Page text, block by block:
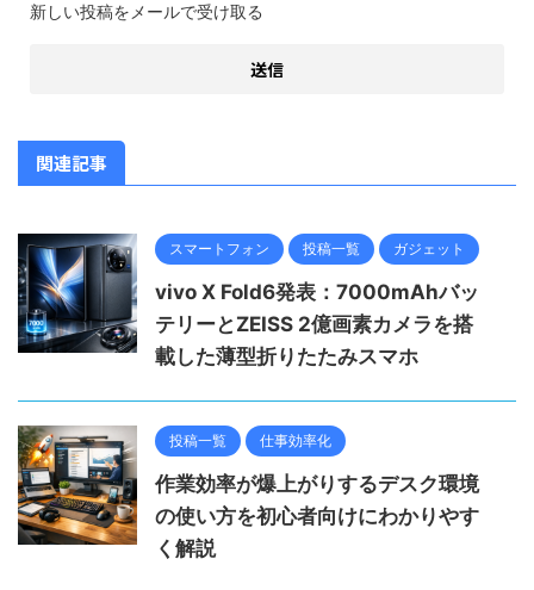
新しい投稿をメールで受け取る
関連記事
スマートフォン 投稿一覧 ガジェット
vivo X Fold6発表：7000mAhバッ
テリーとZEISS 2億画素カメラを搭
載した薄型折りたたみスマホ
投稿一覧 仕事効率化
作業効率が爆上がりするデスク環境
の使い方を初心者向けにわかりやす
く解説